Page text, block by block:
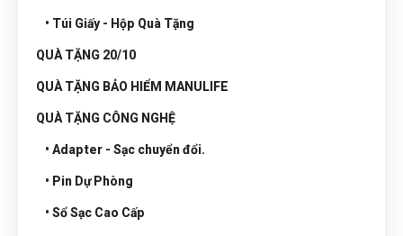
• Túi Giấy - Hộp Quà Tặng
QUÀ TẶNG 20/10
QUÀ TẶNG BẢO HIỂM MANULIFE
QUÀ TẶNG CÔNG NGHỆ
• Adapter - Sạc chuyển đổi.
• Pin Dự Phòng
• Sổ Sạc Cao Cấp